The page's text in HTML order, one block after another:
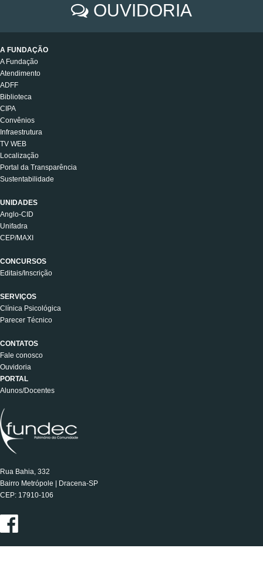
OUVIDORIA
A FUNDAÇÃO
A Fundação
Atendimento
ADFF
Biblioteca
CIPA
Convênios
Infraestrutura
TV WEB
Localização
Portal da Transparência
Sustentabilidade
UNIDADES
Anglo-CID
Unifadra
CEP/MAXI
CONCURSOS
Editais/Inscrição
SERVIÇOS
Clínica Psicológica
Parecer Técnico
CONTATOS
Fale conosco
Ouvidoria
PORTAL
Alunos/Docentes
Rua Bahia, 332
Bairro Metrópole | Dracena-SP
CEP: 17910-106